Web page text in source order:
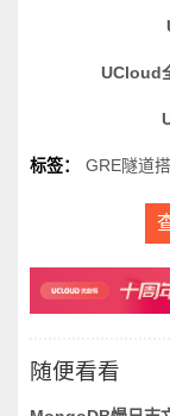
UCloud
标签： GRE隧道
随便看看